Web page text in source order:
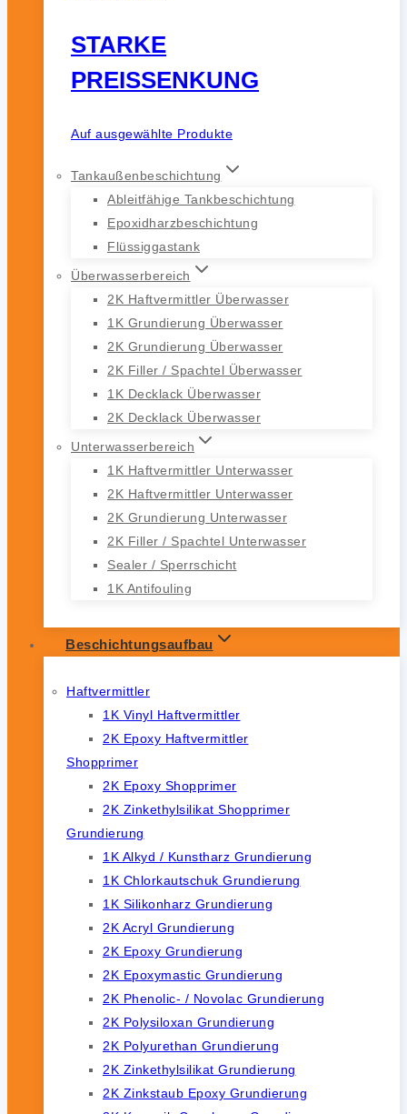
STARKE
PREISSENKUNG
Auf ausgewählte Produkte
Tankaußenbeschichtung
Ableitfähige Tankbeschichtung
Epoxidharzbeschichtung
Flüssiggastank
Überwasserbereich
2K Haftvermittler Überwasser
1K Grundierung Überwasser
2K Grundierung Überwasser
2K Filler / Spachtel Überwasser
1K Decklack Überwasser
2K Decklack Überwasser
Unterwasserbereich
1K Haftvermittler Unterwasser
2K Haftvermittler Unterwasser
2K Grundierung Unterwasser
2K Filler / Spachtel Unterwasser
Sealer / Sperrschicht
1K Antifouling
Beschichtungsaufbau
Haftvermittler
1K Vinyl Haftvermittler
2K Epoxy Haftvermittler
Shopprimer
2K Epoxy Shopprimer
2K Zinkethylsilikat Shopprimer
Grundierung
1K Alkyd / Kunstharz Grundierung
1K Chlorkautschuk Grundierung
1K Silikonharz Grundierung
2K Acryl Grundierung
2K Epoxy Grundierung
2K Epoxymastic Grundierung
2K Phenolic- / Novolac Grundierung
2K Polysiloxan Grundierung
2K Polyurethan Grundierung
2K Zinkethylsilikat Grundierung
2K Zinkstaub Epoxy Grundierung